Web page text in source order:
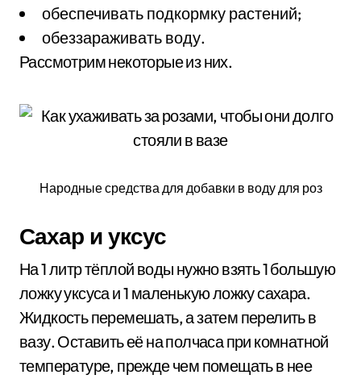
обеспечивать подкормку растений;
обеззараживать воду.
Рассмотрим некоторые из них.
Народные средства для добавки в воду для роз
Сахар и уксус
На 1 литр тёплой воды нужно взять 1 большую
ложку уксуса и 1 маленькую ложку сахара.
Жидкость перемешать, а затем перелить в
вазу. Оставить её на полчаса при комнатной
температуре, прежде чем помещать в нее